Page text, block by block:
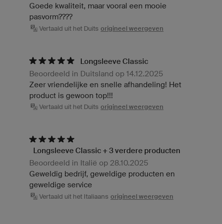
Goede kwaliteit, maar vooral een mooie
pasvorm????
Vertaald uit het Duits origineel weergeven
Longsleeve Classic
Beoordeeld in Duitsland op 14.12.2025
Zeer vriendelijke en snelle afhandeling! Het
product is gewoon top!!!
Vertaald uit het Duits origineel weergeven
Longsleeve Classic + 3 verdere producten
Beoordeeld in Italië op 28.10.2025
Geweldig bedrijf, geweldige producten en
geweldige service
Vertaald uit het Italiaans origineel weergeven